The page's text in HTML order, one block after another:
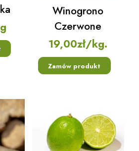
Winogrono
Czerwone
19,00zł/kg.
Zamów produkt